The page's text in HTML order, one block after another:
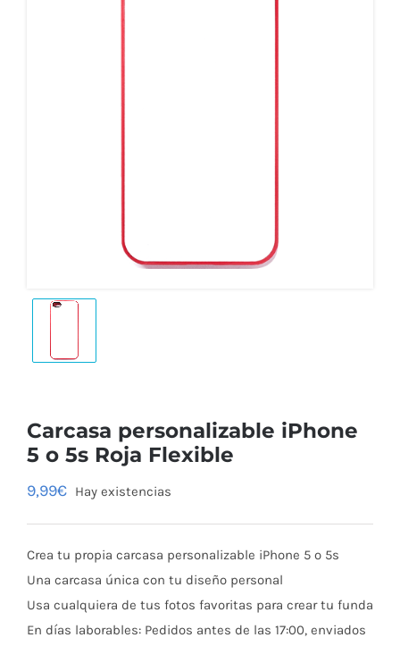
Carcasa personalizable iPhone
5 o 5s Roja Flexible
9,99€ Hay existencias
Crea tu propia carcasa personalizable iPhone 5 o 5s
Una carcasa única con tu diseño personal
Usa cualquiera de tus fotos favoritas para crear tu funda
En días laborables: Pedidos antes de las 17:00, enviados